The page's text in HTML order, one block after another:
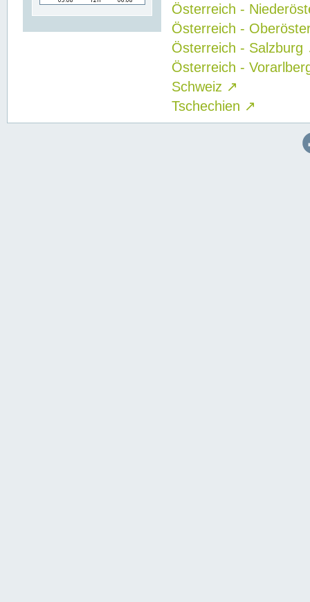
Österreich -
Österreich -
Österreich - Salzburg
Österreich -
Schweiz ↗
Tschechien ↗